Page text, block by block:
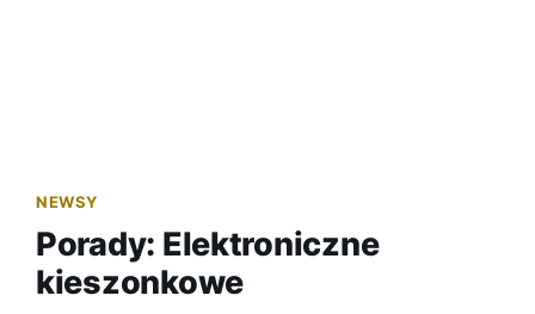
NEWSY
Porady: Elektroniczne
kieszonkowe